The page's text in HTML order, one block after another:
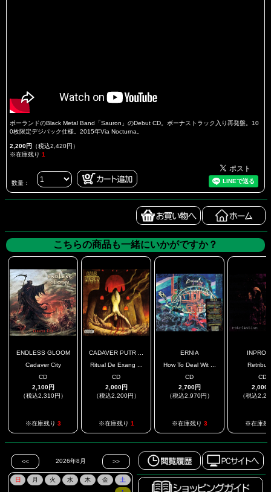
ポーランドのBlack Metal Band「Sauron」のDebut CD。ボーナストラック入り再発盤。10
0枚限定デジパック仕様。2015年Via Nocturna。
2,200円 （税込2,420円）
※在庫残り 1
数量：
こちらの商品も一緒にいかがですか？
ENDLESS GLOOM
Cadaver City
CD
2,100円
（税込2,310円）
※在庫残り 3
CADAVER PUTR ...
Ritual De Exang ...
CD
2,000円
（税込2,200円）
※在庫残り 1
ERNIA
How To Deal Wit ...
CD
2,700円
（税込2,970円）
※在庫残り 3
CD
2,000
（税込
※在庫残